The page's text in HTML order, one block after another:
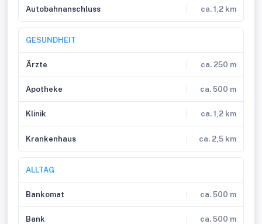
Autobahnanschluss ca. 1,2 km
GESUNDHEIT
Ärzte ca. 250 m
Apotheke ca. 500 m
Klinik ca. 1,2 km
Krankenhaus ca. 2,5 km
ALLTAG
Bankomat ca. 500 m
Bank ca. 500 m